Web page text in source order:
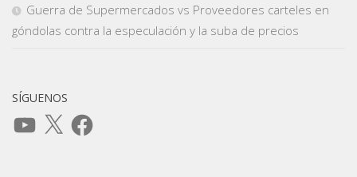
Guerra de Supermercados vs Proveedores carteles en
góndolas contra la especulación y la suba de precios
SÍGUENOS
YouTube
X Facebook